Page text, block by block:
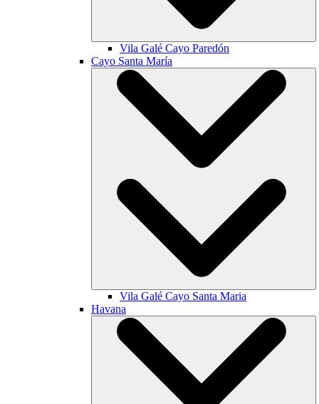
Vila Galé Cayo Paredón
Cayo Santa María
Vila Galé Cayo Santa Maria
Havana